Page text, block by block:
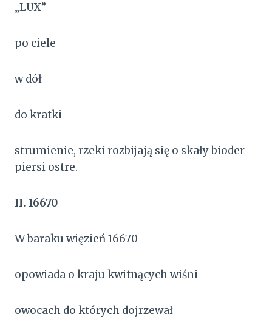
„LUX”
po ciele
w dół
do kratki
strumienie, rzeki rozbijają się o skały bioder
piersi ostre.
II. 16670
W baraku więzień 16670
opowiada o kraju kwitnących wiśni
owocach do których dojrzewał